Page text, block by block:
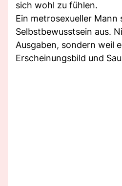
sich wohl zu fühlen.
Ein metrosexueller Mann
Selbstbewusstsein aus.
Ausgaben, sondern weil
Erscheinungsbild und